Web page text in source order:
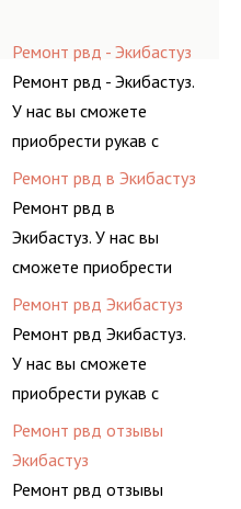
Ремонт рвд - Экибастуз
Ремонт рвд - Экибастуз.
У нас вы сможете
приобрести рукав с
разными фитингами и
комплектующими,
АДЫМ Инжиниринг
предлагает ремонт
давления. Ремонт
шлангов производится
ными спецами, которые
помогут решить любую
сложную задачу.
Ремонт рвд в Экибастуз
Ремонт рвд в
Экибастуз. У нас вы
сможете приобрести
рукав с разными
фитингами и
комплектующими,
АДЫМ Инжиниринг
шлангов высокого
давления. Ремонт
шлангов производится
Ремонт рвд Экибастуз
Ремонт рвд Экибастуз.
У нас вы сможете
приобрести рукав с
разными фитингами и
комплектующими,
АДЫМ Инжиниринг
Ремонт рвд отзывы
Экибастуз
Ремонт рвд отзывы